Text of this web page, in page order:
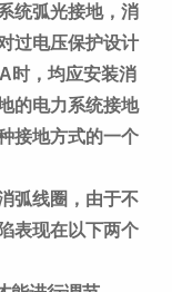
统弧光接地，消
过电压保护设计
时，均应安装消
的电力系统接地
接地方式的一个
弧线圈，由于不
表现在以下两个